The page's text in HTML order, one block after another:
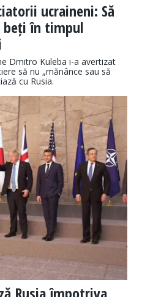
ucraineni: Să
beți în timpul
Dmitro Kuleba i-a avertizat
să nu „mănânce sau să
cu Rusia.